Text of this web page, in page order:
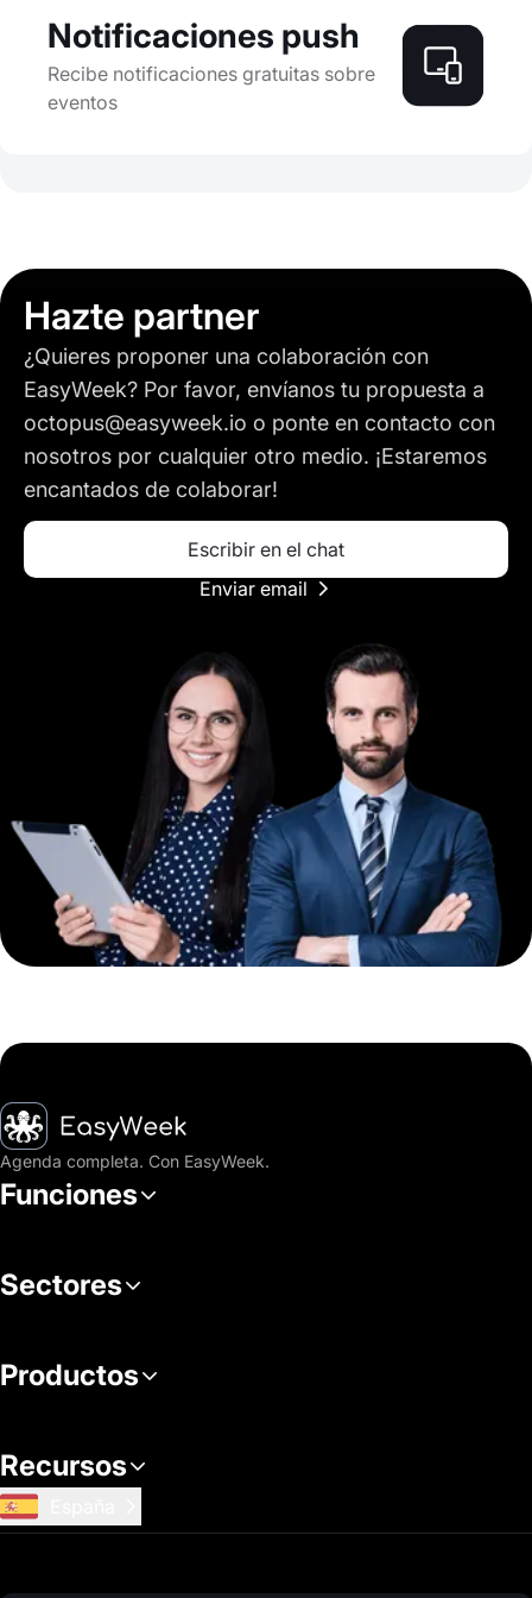
Notificaciones push
Recibe notificaciones gratuitas sobre
eventos
Hazte partner
¿Quieres proponer una colaboración con
EasyWeek? Por favor, envíanos tu propuesta a
octopus@easyweek.io o ponte en contacto con
nosotros por cualquier otro medio. ¡Estaremos
encantados de colaborar!
Escribir en el chat
Enviar email
Inicio
Agenda completa. Con EasyWeek.
Funciones
Sectores
Productos
Recursos